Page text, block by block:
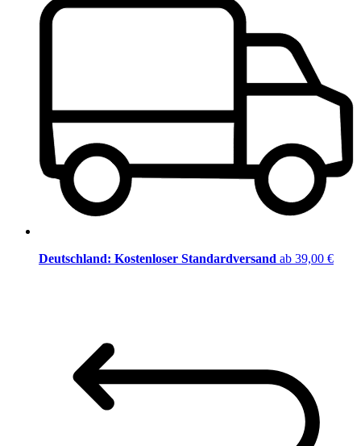
Deutschland: Kostenloser Standardversand ab 39,00 €